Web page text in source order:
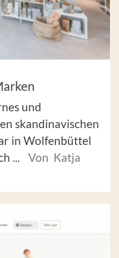
und
skandinavischen
in Wolfenbüttel
...
Von Katja